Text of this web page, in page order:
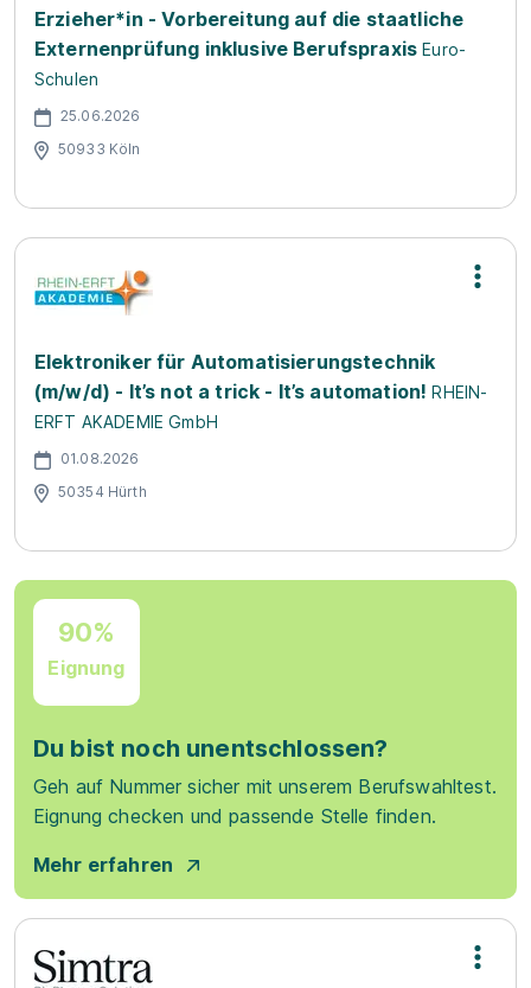
Erzieher*in - Vorbereitung auf die staatliche
Externenprüfung inklusive Berufspraxis Euro-
Schulen
25.06.2026
50933 Köln
Elektroniker für Automatisierungstechnik
(m/w/d) - It’s not a trick - It’s automation! RHEIN-
ERFT AKADEMIE GmbH
01.08.2026
50354 Hürth
90%
Eignung
Du bist noch unentschlossen?
Geh auf Nummer sicher mit unserem Berufswahltest.
Eignung checken und passende Stelle finden.
Mehr erfahren